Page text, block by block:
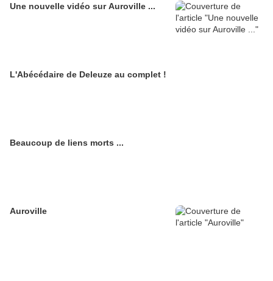
Une nouvelle vidéo sur Auroville ...
L'Abécédaire de Deleuze au complet !
Beaucoup de liens morts ...
Auroville